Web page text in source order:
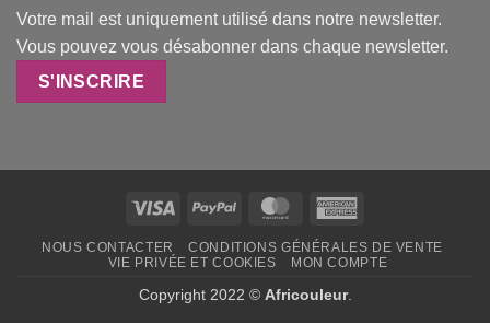
Votre mail est uniquement utilisé dans notre newsletter.
Vous pouvez vous désabonner dans chaque newsletter.
Visa PayPal MasterCard
NOUS CONTACTER
CONDITIONS GÉNÉRALES DE VENTE
VIE PRIVÉE ET COOKIES
MON COMPTE
Copyright 2022 © Africouleur.